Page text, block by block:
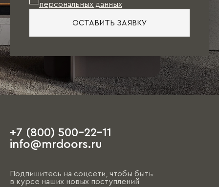
При таком варианте подбор отделочных
материалов (обои, напольное покрытие, цвет
Единственное пожелание: при посещении
салона иметь план квартиры с
ориентировочными размерами, а также
На этапе чистовой отделки дизайнер
выезжает на объект и предлагает вариант,
стен, напольные покрытия и т.д. При этом
необходимо помнить, что на отрисовку,
персональных данных
ОСТАВИТЬ ЗАЯВКУ
+7 (800) 500-22-11
info@mrdoors.ru
Подпишитесь на соцсети, чтобы быть
в курсе наших новых поступлений